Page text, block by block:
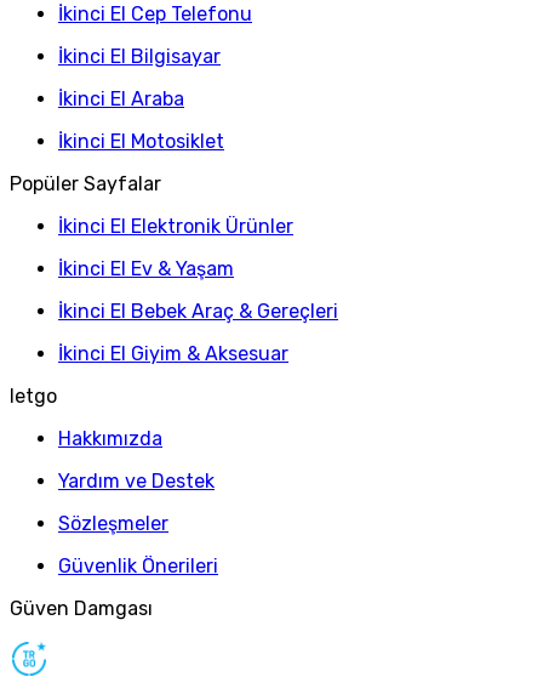
İkinci El Cep Telefonu
İkinci El Bilgisayar
İkinci El Araba
İkinci El Motosiklet
Popüler Sayfalar
İkinci El Elektronik Ürünler
İkinci El Ev & Yaşam
İkinci El Bebek Araç & Gereçleri
İkinci El Giyim & Aksesuar
letgo
Hakkımızda
Yardım ve Destek
Sözleşmeler
Güvenlik Önerileri
Güven Damgası